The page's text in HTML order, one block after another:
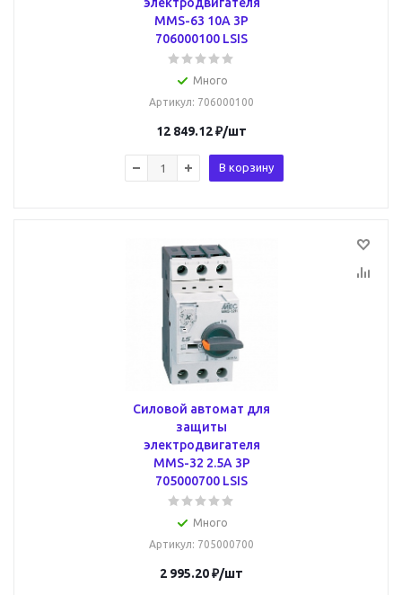
MMS-63 10А 3P
706000100 LSIS
Много
Артикул: 706000100
12 849.12₽/шт
В корзину
Силовой автомат для
защиты
электродвигателя
MMS-32 2.5А 3P
705000700 LSIS
Много
Артикул: 705000700
2 995.20₽/шт